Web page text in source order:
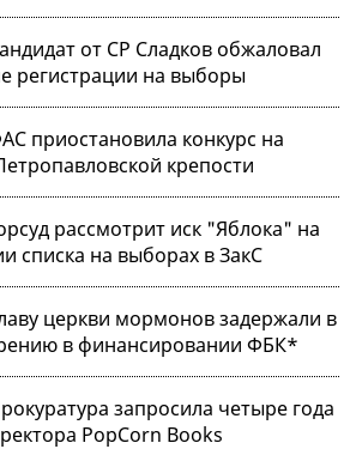
от СР Сладков обжаловал
регистрации на выборы
приостановила конкурс на
крепости
рассмотрит иск "Яблока" на
списка на выборах в ЗакС
церкви мормонов задержали в
в финансировании ФБК*
запросила четыре года
PopCorn Books